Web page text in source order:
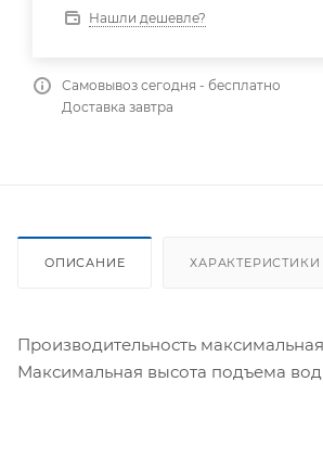
Нашли дешевле?
Самовывоз сегодня - бесплатно
Доставка завтра
ОПИСАНИЕ ХАРАКТЕРИСТИКИ
Производительность
Максимальная высота подъема